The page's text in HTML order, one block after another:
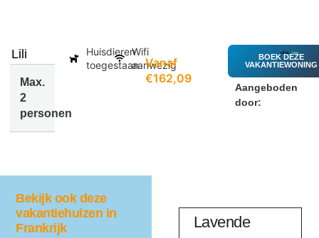
Lili
Max.
2
personen
Huisdieren
toegestaan
Wifi
aanwezig
Vanaf
€162,09
BOEK DEZE
VAKANTIEWONING
Aangeboden
door:
Bekijk ook deze
vakantiehuizen in
FrankrijkCocotiers Lavende